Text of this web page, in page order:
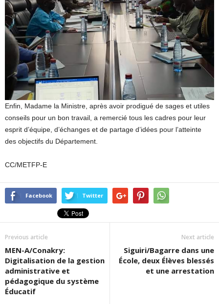
Enfin, Madame la Ministre, après avoir prodigué de sages et utiles
conseils pour un bon travail, a remercié tous les cadres pour leur
esprit d’équipe, d’échanges et de partage d’idées pour l’atteinte
des objectifs du Département.
CC/METFP-E
Facebook Twitter
Previous article
MEN-A/Conakry:
Digitalisation de la gestion
administrative et
pédagogique du système
Éducatif
Next article
Siguiri/Bagarre dans une
École, deux Élèves blessés
et une arrestation